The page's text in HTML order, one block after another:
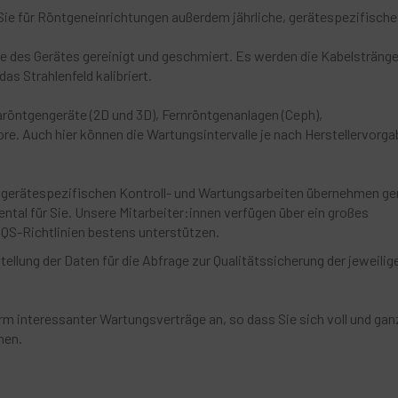
für Röntgeneinrichtungen außerdem jährliche, gerätespezifische
Gerätes gereinigt und geschmiert. Es werden die Kabelstränge
Strahlenfeld kalibriert.
(2D und 3D), Fernröntgenanlagen (Ceph),
Auch hier können die Wartungsintervalle je nach
Kontroll- und Wartungsarbeiten übernehmen
für Sie. Unsere Mitarbeiter:innen verfügen über ein großes
Richtlinien bestens unterstützen.
der Daten für die Abfrage zur Qualitätssicherung der
interessanter Wartungsverträge an, so dass Sie sich voll und